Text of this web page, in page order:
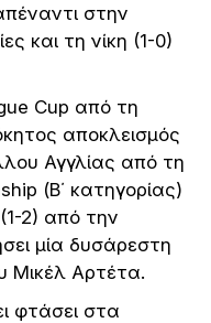
στην
και τη νίκη (1-0)
Cup από τη
αποκλεισμός
Αγγλίας από τη
(Β΄ κατηγορίας)
2) από την
μία δυσάρεστη
Μικέλ Αρτέτα.
φτάσει στα